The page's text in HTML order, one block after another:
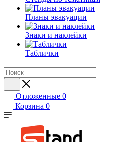
Планы эвакуации
Знаки и наклейки
Таблички
Отложенные 0
Корзина 0